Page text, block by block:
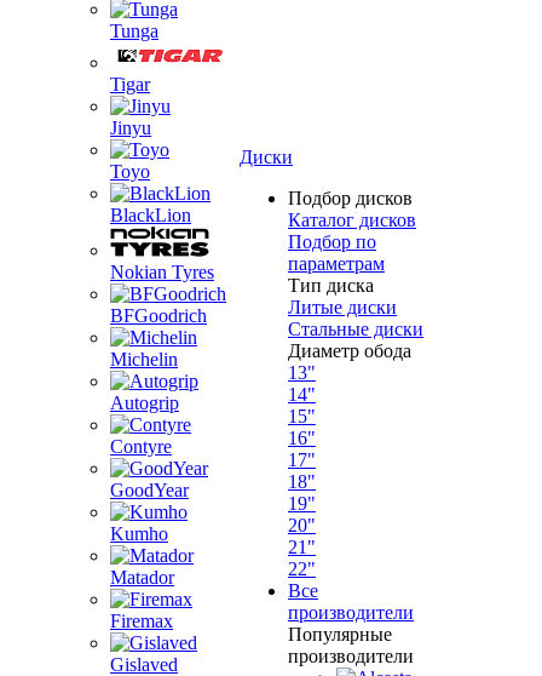
Tunga
Tigar
Jinyu
Toyo
BlackLion
Nokian Tyres
BFGoodrich
Michelin
Autogrip
Contyre
GoodYear
Kumho
Matador
Firemax
Gislaved
Диски
Подбор дисков
Каталог дисков
Подбор по
параметрам
Тип диска
Литые диски
Стальные диски
Диаметр обода
13"
14"
15"
16"
17"
18"
19"
20"
21"
22"
Все
производители
Популярные
производители